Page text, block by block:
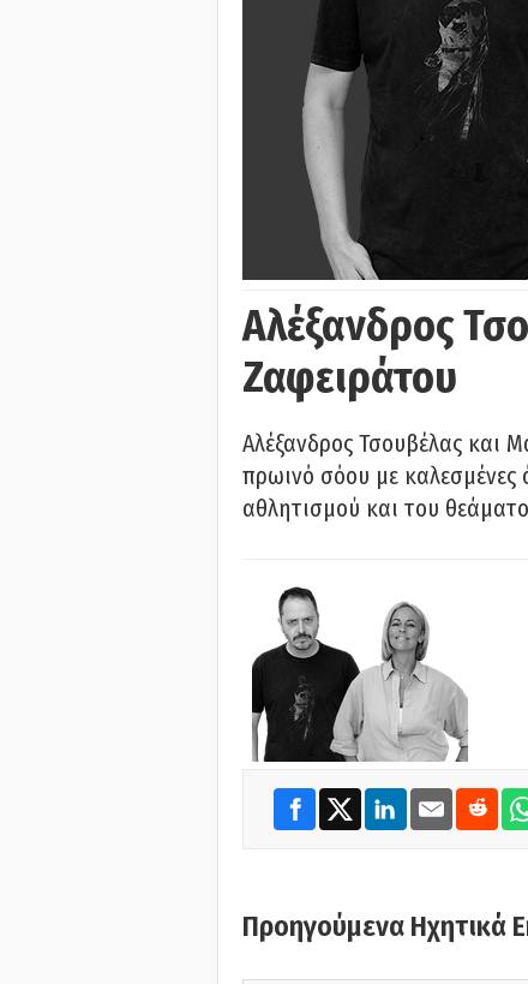
Αλέξανδρος
Ζαφειράτου
Αλέξανδρος Τσουβέλας και
πρωινό σόου με καλεσμένες
αθλητισμού και του
Προηγούμενα Ηχητικά